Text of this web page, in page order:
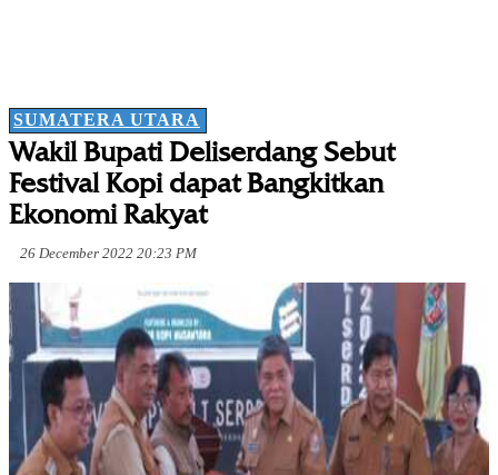
SUMATERA UTARA
Wakil Bupati Deliserdang Sebut
Festival Kopi dapat Bangkitkan
Ekonomi Rakyat
26 December 2022 20:23 PM